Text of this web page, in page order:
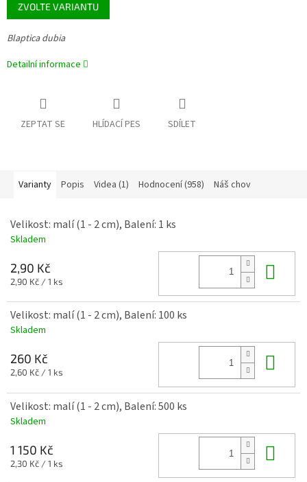
ZVOLTE VARIANTU
Blaptica dubia
Detailní informace
ZEPTAT SE HLÍDACÍ PES SDÍLET
Varianty Popis Videa (1) Hodnocení (958) Náš chov
Velikost: malí (1 - 2 cm), Balení: 1 ks
Skladem
2,90 Kč
Měrná
2,90 Kč / 1 ks
Velikost: malí (1 - 2 cm), Balení: 100 ks
Skladem
260 Kč
Měrná
2,60 Kč / 1 ks
Velikost: malí (1 - 2 cm), Balení: 500 ks
Skladem
1 150 Kč
Měrná
2,30 Kč / 1 ks